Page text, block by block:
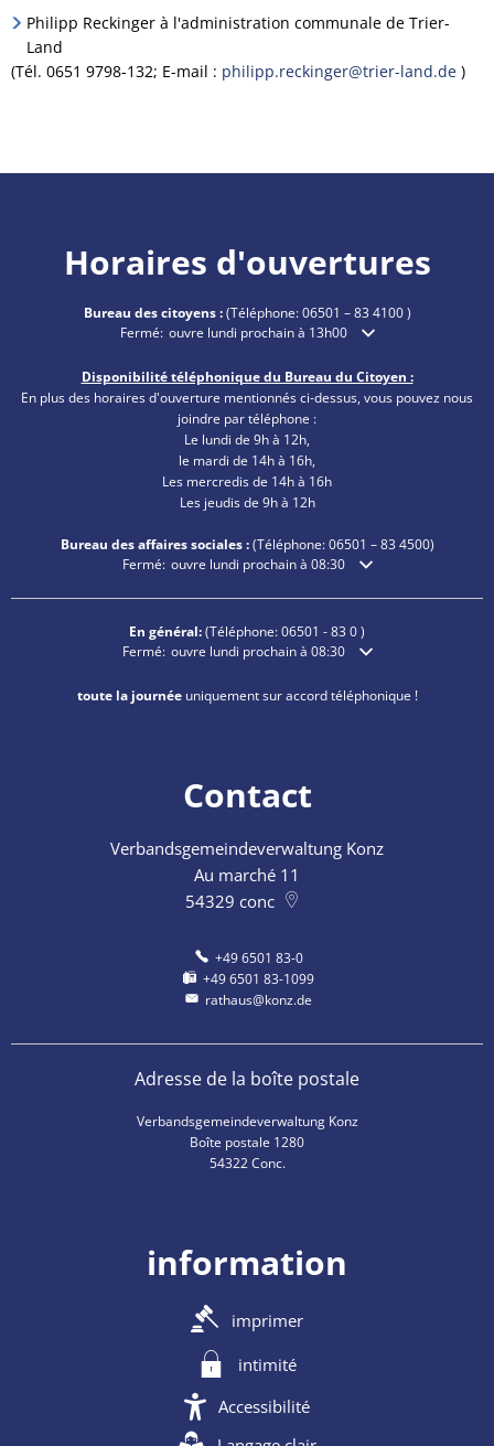
Philipp Reckinger à l'administration communale de Trier-
Land
(Tél. 0651 9798-132; E-mail : philipp.reckinger@trier-land.de )
Horaires d'ouvertures
Bureau des citoyens :(Téléphone:06501 – 83 4100)
Cliquez pour masquer les heures d'ouverture ou de
Fermé: ouvre lundi prochain à 13h00
Disponibilité téléphonique du Bureau du Citoyen :
En plus des horaires d'ouverture mentionnés ci-dessus, vous pouvez nous
joindre par téléphone :
Le lundi de 9h à 12h,
le mardi de 14h à 16h,
Les mercredis de 14h à 16h
Les jeudis de 9h à 12h
Bureau des affaires sociales :(Téléphone:06501 – 834500)
Cliquez pour masquer les heures d'ouverture ou de
Fermé: ouvre lundi prochain à 08:30
En général:(Téléphone:06501 - 83 0)
Cliquez pour masquer les heures d'ouverture ou de
Fermé: ouvre lundi prochain à 08:30
toute la journéeuniquement sur accord téléphonique !
Contact
Verbandsgemeindeverwaltung Konz
Au marché 11
54329 conc
+49 6501 83-0
+49 6501 83-1099
rathaus@konz.de
Adresse de la boîte postale
Verbandsgemeindeverwaltung Konz
Boîte postale 1280
54322 Conc.
information
imprimer
intimité
Accessibilité